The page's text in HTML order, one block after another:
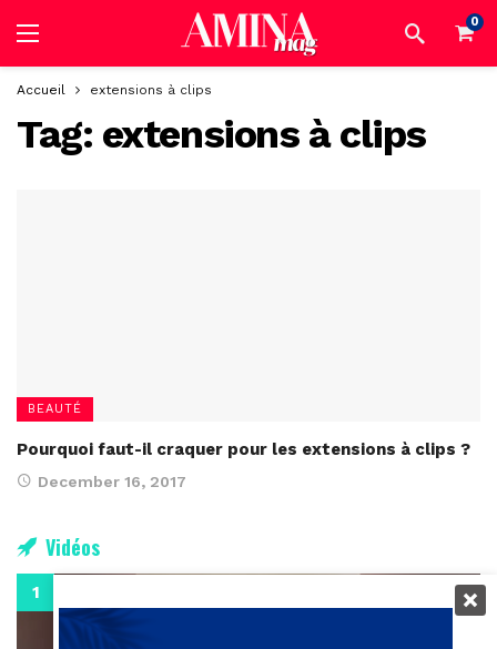
0
Accueil extensions à clips
Tag: extensions à clips
BEAUTÉ
Pourquoi faut-il craquer pour les extensions à clips ?
December 16, 2017
Vidéos